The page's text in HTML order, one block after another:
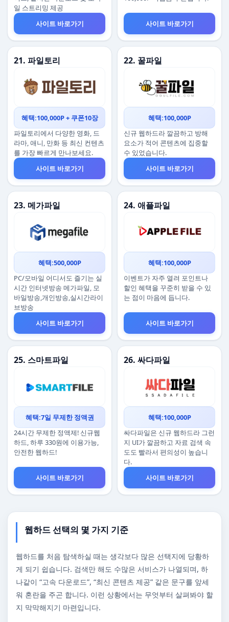
일 스트리밍 제공
사이트 바로가기
사이트 바로가기
21. 파일토리
혜택:100,000P + 쿠폰10장
파일토리에서 다양한 영화, 드
라마, 애니, 만화 등 최신 컨텐츠
를 가장 빠르게 만나보세요.
사이트 바로가기
22. 꿀파일
혜택:100,000P
신규 웹하드라 깔끔하고 방해
요소가 적어 콘텐츠에 집중할
수 있었습니다.
사이트 바로가기
23. 메가파일
혜택:500,000P
PC/모바일 어디서도 즐기는 실
시간 인터넷방송 메가파일, 모
바일방송,개인방송,실시간라이
브방송
사이트 바로가기
24. 애플파일
혜택:100,000P
이벤트가 자주 열려 포인트나
할인 혜택을 꾸준히 받을 수 있
는 점이 마음에 듭니다.
사이트 바로가기
25. 스마트파일
혜택:7일 무제한 정액권
24시간 무제한 정액제! 신규웹
하드, 하루 330원에 이용가능,
안전한 웹하드!
사이트 바로가기
26. 싸다파일
혜택:100,000P
싸다파일은 신규 웹하드라 그런
지 UI가 깔끔하고 자료 검색 속
도도 빨라서 편의성이 높습니
다.
사이트 바로가기
웹하드 선택의 몇 가지 기준
웹하드를 처음 탐색하실 때는 생각보다 많은 선택지에 당황하
게 되기 쉽습니다. 검색만 해도 수많은 서비스가 나열되며, 하
나같이 “고속 다운로드”, “최신 콘텐츠 제공” 같은 문구를 앞세
워 혼란을 주곤 합니다. 이런 상황에서는 무엇부터 살펴봐야 할
지 막막해지기 마련입니다.